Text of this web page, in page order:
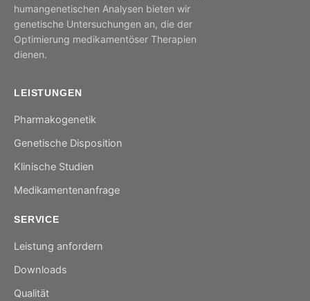
humangenetischen Analysen bieten wir
genetische Untersuchungen an, die der
Optimierung medikamentöser Therapien
dienen.
LEISTUNGEN
Pharmakogenetik
Genetische Disposition
Klinische Studien
Medikamentenanfrage
SERVICE
Leistung anfordern
Downloads
Qualität